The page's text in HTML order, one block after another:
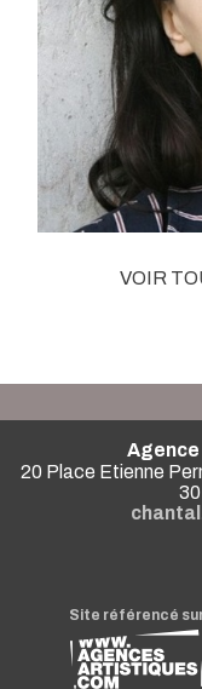
VOIR
Agence
20 Place Etienne
Site référencé